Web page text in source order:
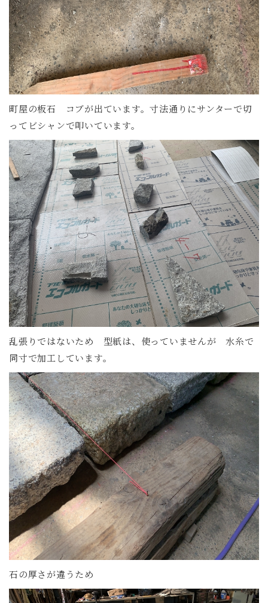
町屋の板石 コブが出ています。寸法通りにサンターで切
ってビシャンで叩いています。
乱張りではないため 型紙は、使っていませんが 水糸で
同寸で加工しています。
石の厚さが違うため